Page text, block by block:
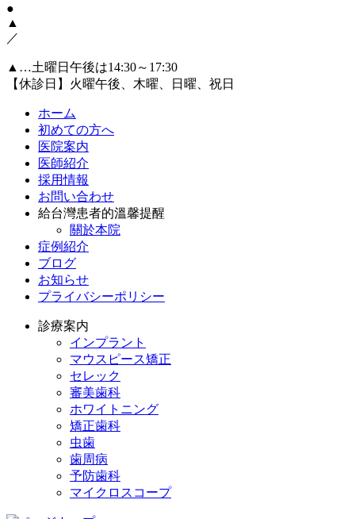
●
▲
／
▲…土曜日午後は14:30～17:30
【休診日】火曜午後、木曜、日曜、祝日
ホーム
初めての方へ
医院案内
医師紹介
採用情報
お問い合わせ
給台灣患者的溫馨提醒
關於本院
症例紹介
ブログ
お知らせ
プライバシーポリシー
診療案内
インプラント
マウスピース矯正
セレック
審美歯科
ホワイトニング
矯正歯科
虫歯
歯周病
予防歯科
マイクロスコープ